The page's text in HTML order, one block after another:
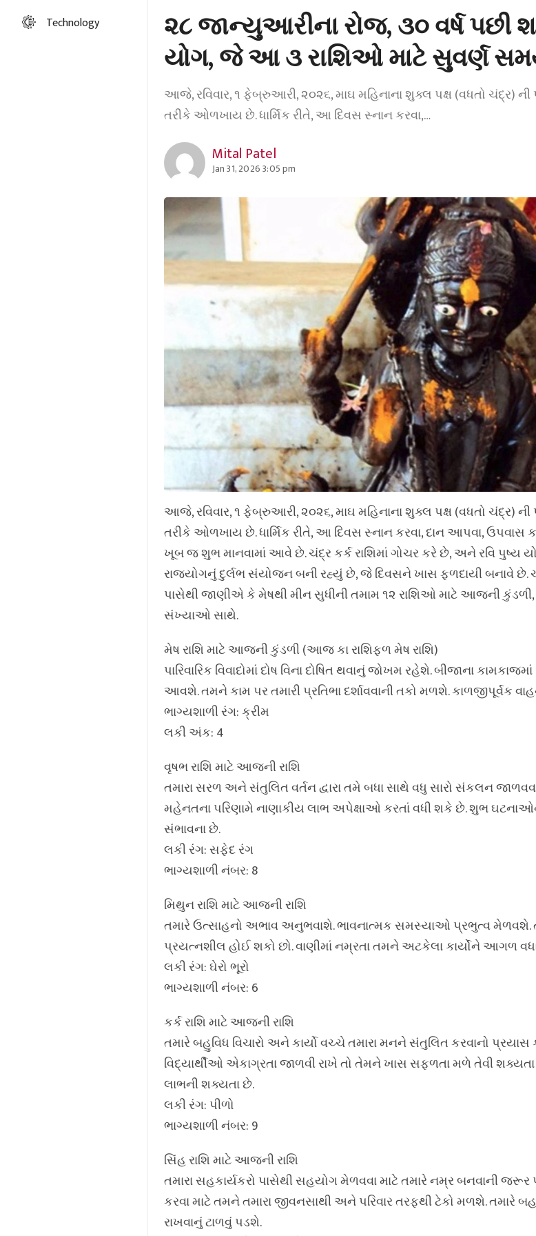
Technology
૨૮ જાન્યુઆરીના રોજ, ૩૦ વર્ષ પછી
યોગ, જે આ ૩ રાશિઓ માટે સુવર્ણ
આજે, રવિવાર, ૧ ફેબ્રુઆરી, ૨૦૨૬, માઘ મહિનાના શુક્લ પક્ષ (વધતો ચંદ્ર) ની
તરીકે ઓળખાય છે. ધાર્મિક રીતે, આ દિવસ સ્નાન કરવા,…
Mital Patel
Jan 31, 2026 3:05 pm
આજે, રવિવાર, ૧ ફેબ્રુઆરી, ૨૦૨૬, માઘ મહિનાના શુક્લ પક્ષ (વધતો ચંદ્ર) ની
તરીકે ઓળખાય છે. ધાર્મિક રીતે, આ દિવસ સ્નાન કરવા, દાન આપવા, ઉપવાસ
ખૂબ જ શુભ માનવામાં આવે છે. ચંદ્ર કર્ક રાશિમાં ગોચર કરે છે, અને રવિ પુષ્ય
રાજયોગનું દુર્લભ સંયોજન બની રહ્યું છે, જે દિવસને ખાસ ફળદાયી બનાવે છે.
પાસેથી જાણીએ કે મેષથી મીન સુધીની તમામ ૧૨ રાશિઓ માટે આજની
સંખ્યાઓ સાથે.
મેષ રાશિ માટે આજની કુંડળી (આજ કા રાશિફળ મેષ રાશિ)
પારિવારિક વિવાદોમાં દોષ વિના દોષિત થવાનું જોખમ રહેશે. બીજાના
આવશે. તમને કામ પર તમારી પ્રતિભા દર્શાવવાની તકો મળશે. કાળજીપૂર્વક
ભાગ્યશાળી રંગ: ક્રીમ
લકી અંક: 4
વૃષભ રાશિ માટે આજની રાશિ
તમારા સરળ અને સંતુલિત વર્તન દ્વારા તમે બધા સાથે વધુ સારો સંકલન
મહેનતના પરિણામે નાણાકીય લાભ અપેક્ષાઓ કરતાં વધી શકે છે. શુભ
સંભાવના છે.
લકી રંગ: સફેદ રંગ
ભાગ્યશાળી નંબર: 8
મિથુન રાશિ માટે આજની રાશિ
તમારે ઉત્સાહનો અભાવ અનુભવાશે. ભાવનાત્મક સમસ્યાઓ પ્રભુત્વ મેળવશે.
પ્રયત્નશીલ હોઈ શકો છો. વાણીમાં નમ્રતા તમને અટકેલા કાર્યોને આગળ
લકી રંગ: ઘેરો ભૂરો
ભાગ્યશાળી નંબર: 6
કર્ક રાશિ માટે આજની રાશિ
તમારે બહુવિધ વિચારો અને કાર્યો વચ્ચે તમારા મનને સંતુલિત કરવાનો
વિદ્યાર્થીઓ એકાગ્રતા જાળવી રાખે તો તેમને ખાસ સફળતા મળે તેવી
લાભની શક્યતા છે.
લકી રંગ: પીળો
ભાગ્યશાળી નંબર: 9
સિંહ રાશિ માટે આજની રાશિ
તમારા સહકાર્યકરો પાસેથી સહયોગ મેળવવા માટે તમારે નમ્ર બનવાની
કરવા માટે તમને તમારા જીવનસાથી અને પરિવાર તરફથી ટેકો મળશે. તમારે
રાખવાનું ટાળવું પડશે.